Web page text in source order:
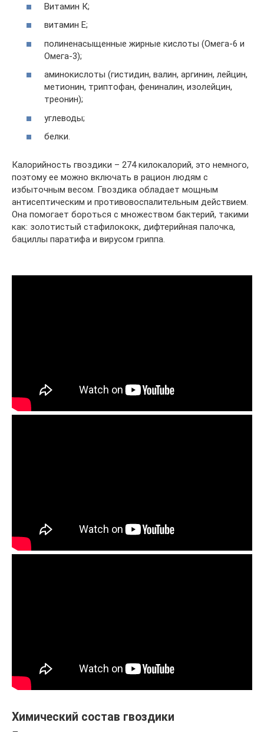
Витамин К;
витамин Е;
полиненасыщенные жирные кислоты (Омега-6 и
Омега-3);
аминокислоты (гистидин, валин, аргинин, лейцин,
метионин, триптофан, фениналин, изолейцин,
треонин);
углеводы;
белки.
Калорийность гвоздики – 274 килокалорий, это немного,
поэтому ее можно включать в рацион людям с
избыточным весом. Гвоздика обладает мощным
антисептическим и противовоспалительным действием.
Она помогает бороться с множеством бактерий, такими
как: золотистый стафилококк, дифтерийная палочка,
бациллы паратифа и вирусом гриппа.
Химический состав гвоздики